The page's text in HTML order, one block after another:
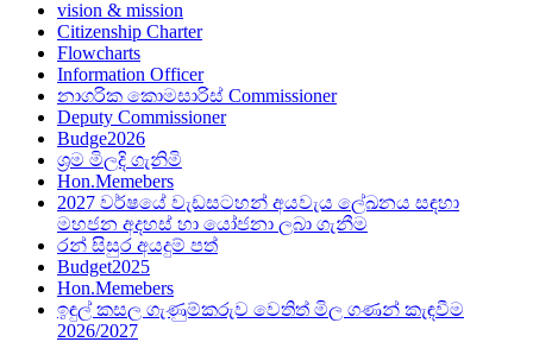
vision & mission
Citizenship Charter
Flowcharts
Information Officer
නාගරික කොමසාරිස් Commissioner
Deputy Commissioner
Budge2026
ශ්‍රම මිලදි ගැනිමි
Hon.Memebers
2027 වර්ෂයේ වැඩසටහන් අයවැය ලේඛනය සඳහා
මහජන අදහස් හා යෝජනා ලබා ගැනීම
රන් සිසුර අයදුම් පත්
Budget2025
Hon.Memebers
ඉඳුල් කසල ගැණුම්කරුව ‍වෙතිත් මිල ගණන් කැඳවීම
2026/2027